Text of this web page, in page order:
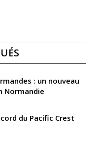
: un nouveau
Normandie
du Pacific Crest